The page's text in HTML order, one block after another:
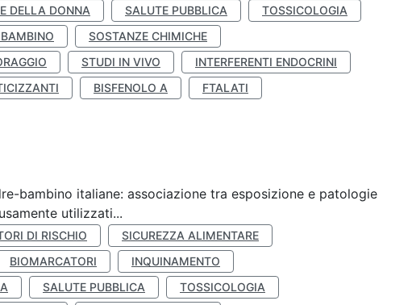
DELLA DONNA SALUTE PUBBLICA
TOSSICOLOGIA
SOSTANZE CHIMICHE
STUDI IN VIVO
INTERFERENTI ENDOCRINI
BISFENOLO A
FTALATI
bambino italiane: associazione tra esposizione e patologie
utilizzati...
DI RISCHIO
SICUREZZA ALIMENTARE
BIOMARCATORI
INQUINAMENTO
SALUTE PUBBLICA
TOSSICOLOGIA